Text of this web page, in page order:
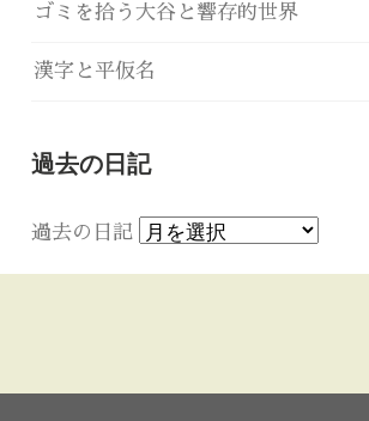
ゴミを拾う大谷と響存的世界
漢字と平仮名
過去の日記
過去の日記